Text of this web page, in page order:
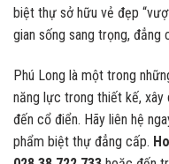
biệt thự sở hữu vẻ đẹp
gian sống sang trọng, đẳng
Phú Long là một trong
năng lực trong thiết kế,
đến cổ điển. Hãy liên hệ
phẩm biệt thự đẳng cấp.